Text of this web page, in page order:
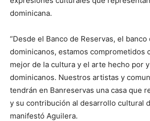
dominicana.
“Desde el Banco de Reservas, el
dominicanos, estamos comprometidos
mejor de la cultura y el arte hecho por
dominicanos. Nuestros artistas y
tendrán en Banreservas una casa que
y su contribución al desarrollo cultural
manifestó Aguilera.